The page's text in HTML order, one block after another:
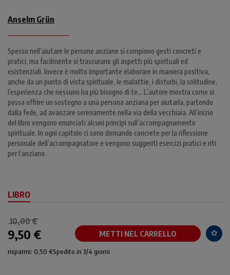
Anselm Grün
Spesso nell’aiutare le persone anziane si compiono gesti concreti e
pratici, ma facilmente si trascurano gli aspetti più spirituali ed
esistenziali. Invece è molto importante elaborare in maniera positiva,
anche da un punto di vista spirituale, le malattie, i disturbi, la solitudine,
l’esperienza che nessuno ha più bisogno di te… L’autore mostra come si
possa offrire un sostegno a una persona anziana per aiutarla, partendo
dalla fede, ad avanzare serenamente nella via della vecchiaia. All’inizio
del libro vengono enunciati alcuni principi sull’accompagnamento
spirituale. In ogni capitolo ci sono domande concrete per la riflessione
personale dell’accompagnatore e vengono suggeriti esercizi pratici e riti
per l‘anziano.
LIBRO
10,00 €
9,50 € METTI NEL CARRELLO
risparmi: 0,50 €Spedito in 3/4 giorni